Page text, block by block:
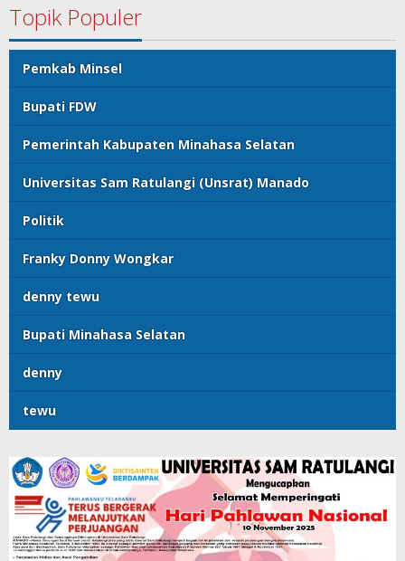
Topik Populer
Pemkab Minsel
Bupati FDW
Pemerintah Kabupaten Minahasa Selatan
Universitas Sam Ratulangi (Unsrat) Manado
Politik
Franky Donny Wongkar
denny tewu
Bupati Minahasa Selatan
denny
tewu